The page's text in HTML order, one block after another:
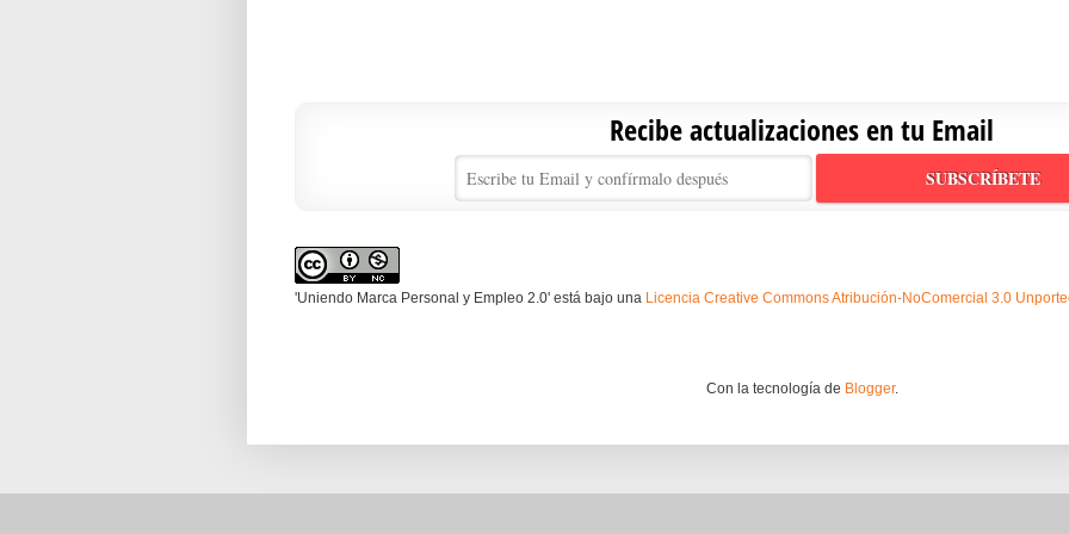
Recibe actualizaciones en tu Email
'Uniendo Marca Personal y Empleo 2.0' está bajo una Licencia Creative Commons Atribución-NoComercial 3.0
Con la tecnología de Blogger.